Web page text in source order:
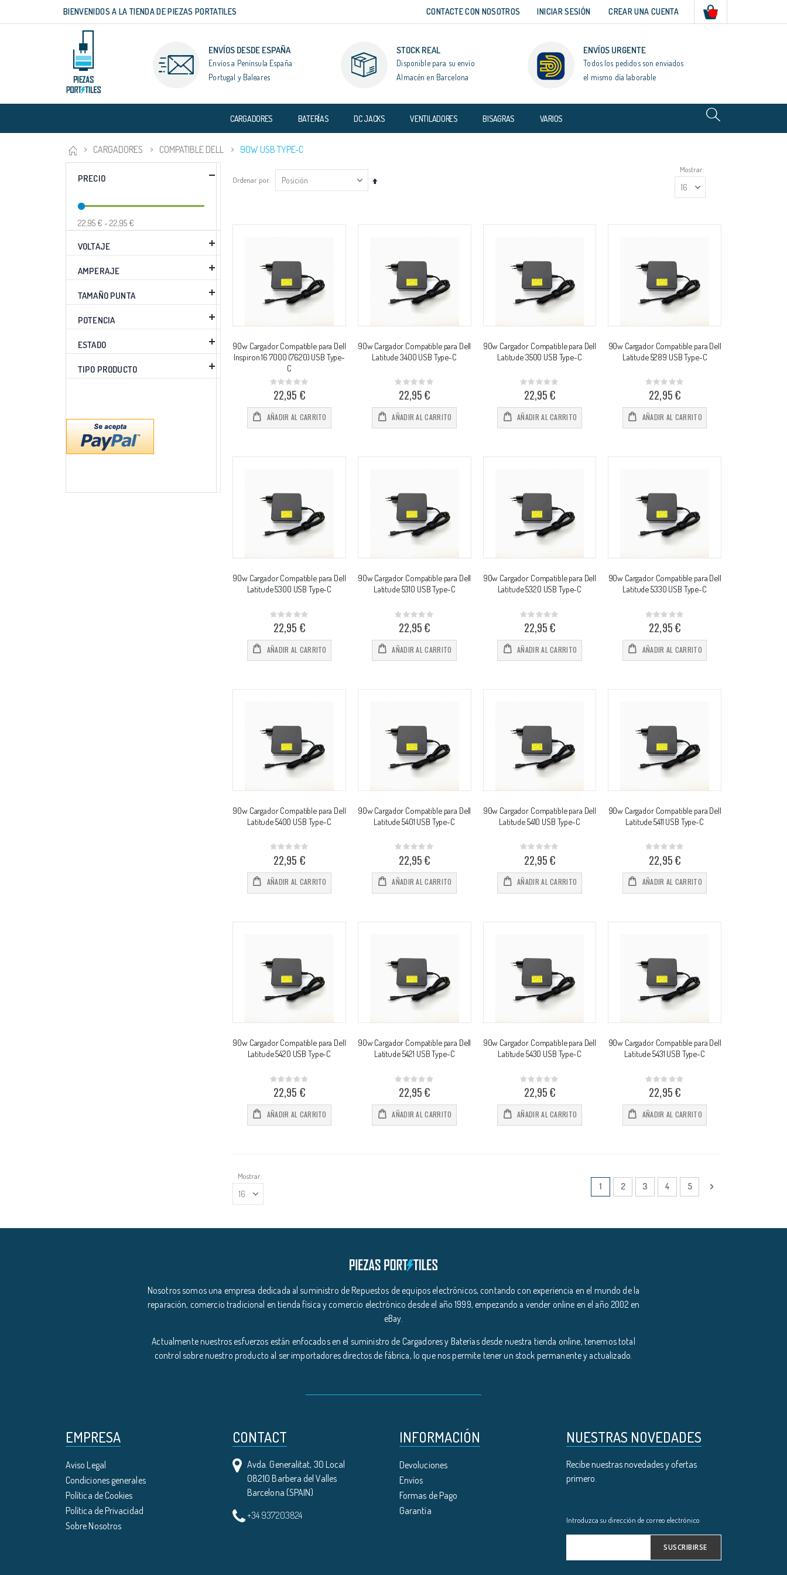
contenido
BIENVENIDOS A LA TIENDA DE PIEZAS PORTATILES CONTACTE CON NOSOTROS INICIAR SESIÓN CREAR UNA CUENTA
ENVÍOS DESDE ESPAÑA
Envíos a Península España
Portugal y Baleares
STOCK REAL
Disponible para su envío
Almacén en Barcelona
ENVÍOS URGENTE
Todos los pedidos son enviados
el mismo día laborable
CARGADORES BATERÍAS DC JACKS VENTILADORES BISAGRAS VARIOS
CARGADORES COMPATIBLE DELL 90W USB TYPE-C
Ordenar por
Fijar
Mostrar
90w Cargador Compatible para Dell
Inspiron 16 7000 (7620) USB Type-
C
Rating:
0%
22,95 €
AÑADIR AL CARRITO
90w Cargador Compatible para Dell
Latitude 3400 USB Type-C
Rating:
0%
22,95 €
AÑADIR AL CARRITO
90w Cargador Compatible para Dell
Latitude 3500 USB Type-C
Rating:
0%
22,95 €
AÑADIR AL CARRITO
90w Cargador Compatible para Dell
Latitude 5289 USB Type-C
Rating:
0%
22,95 €
AÑADIR AL CARRITO
90w Cargador Compatible para Dell
Latitude 5300 USB Type-C
Rating:
0%
22,95 €
AÑADIR AL CARRITO
90w Cargador Compatible para Dell
Latitude 5310 USB Type-C
Rating:
0%
22,95 €
AÑADIR AL CARRITO
90w Cargador Compatible para Dell
Latitude 5320 USB Type-C
Rating:
0%
22,95 €
AÑADIR AL CARRITO
90w Cargador Compatible para Dell
Latitude 5330 USB Type-C
Rating:
0%
22,95 €
AÑADIR AL CARRITO
90w Cargador Compatible para Dell
Latitude 5400 USB Type-C
Rating:
0%
22,95 €
AÑADIR AL CARRITO
90w Cargador Compatible para Dell
Latitude 5401 USB Type-C
Rating:
0%
22,95 €
AÑADIR AL CARRITO
90w Cargador Compatible para Dell
Latitude 5410 USB Type-C
Rating:
0%
22,95 €
AÑADIR AL CARRITO
90w Cargador Compatible para Dell
Latitude 5411 USB Type-C
Rating:
0%
22,95 €
AÑADIR AL CARRITO
90w Cargador Compatible para Dell
Latitude 5420 USB Type-C
Rating:
0%
22,95 €
AÑADIR AL CARRITO
90w Cargador Compatible para Dell
Latitude 5421 USB Type-C
Rating:
0%
22,95 €
AÑADIR AL CARRITO
90w Cargador Compatible para Dell
Latitude 5430 USB Type-C
Rating:
0%
22,95 €
AÑADIR AL CARRITO
90w Cargador Compatible para Dell
Latitude 5431 USB Type-C
Rating:
0%
22,95 €
AÑADIR AL CARRITO
Página
Actualmente estás leyendo página
1 Página
2 Página
3 Página
4 Página
5 Página
Siguiente
Mostrar
PRECIO
22,95 € - 22,95 €
VOLTAJE
AMPERAJE
TAMAÑO PUNTA
POTENCIA
ESTADO
TIPO PRODUCTO
Nosotros somos una empresa dedicada al suministro de Repuestos de equipos electrónicos, contando con experiencia en el mundo de la
reparación, comercio tradicional en tienda física y comercio electrónico desde el año 1999, empezando a vender online en el año 2002 en
eBay.
Actualmente nuestros esfuerzos están enfocados en el suministro de Cargadores y Baterías desde nuestra tienda online, tenemos total
control sobre nuestro producto al ser importadores directos de fábrica, lo que nos permite tener un stock permanente y actualizado.
EMPRESA
Aviso Legal
Condiciones generales
Política de Cookies
Política de Privacidad
Sobre Nosotros
CONTACT
Avda. Generalitat, 30 Local
08210 Barbera del Valles
Barcelona (SPAIN)
+34 937203824
INFORMACIÓN
Devoluciones
Envíos
Formas de Pago
Garantía
NUESTRAS NOVEDADES
Recibe nuestras novedades y ofertas
primero.
Introduzca su dirección de correo electrónico
SUSCRIBIRSE